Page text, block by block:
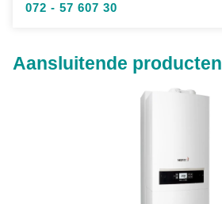
072 - 57 607 30
Aansluitende producten